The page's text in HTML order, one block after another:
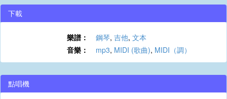
下載
樂譜： 鋼琴, 吉他, 文本
音樂：
mp3, MIDI (歌曲), MIDI（調）
點唱機